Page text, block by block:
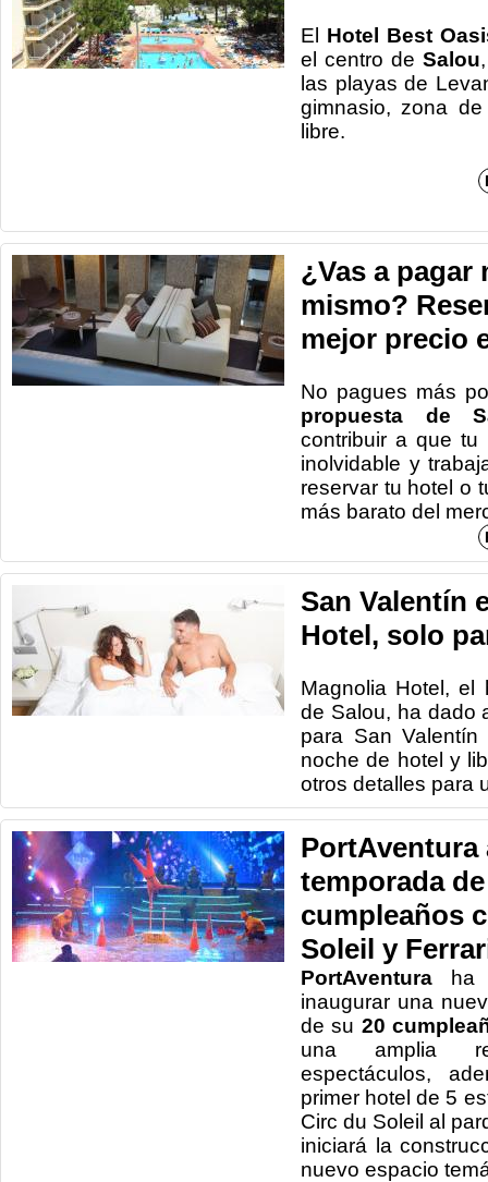
El Hotel Best
el centro deSalou
las playas de
gimnasio, zona
¿Vas a pagar
mismo?
mejor precio
No pagues más
propuesta de
contribuir a que
inolvidable y
reservar tu hotel o
más barato del
San Valentín
Hotel, solo
Magnolia Hotel, el
de Salou, ha dado
para San
noche de hotel y
otros detalles para
PortAventura
temporada
cumpleaños
Soleil y
PortAventura ha
inaugurar una
de su 20
una amplia
espectáculos,
primer hotel de 5
Circ du Soleil al
iniciará la
nuevo espacio